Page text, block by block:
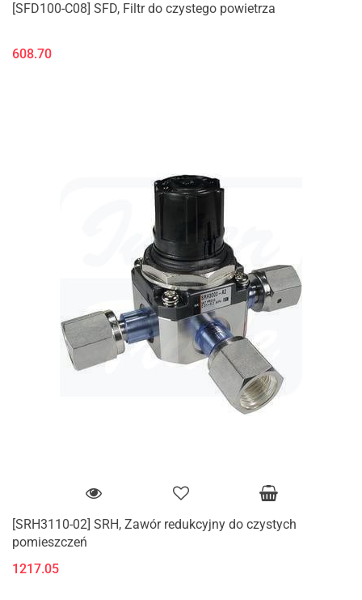
[SFD100-C08] SFD, Filtr do czystego powietrza
608.70
[SRH3110-02] SRH, Zawór redukcyjny do czystych
pomieszczeń
1217.05